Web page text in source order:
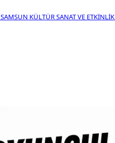
SAMSUN KÜLTÜR SANAT VE ETKINLIK